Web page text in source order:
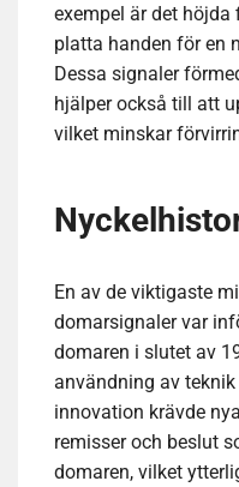
exempel är det höjda
platta handen för en
Dessa signaler
hjälper också till att
vilket minskar
En av de viktigaste
domarsignaler var
domaren i slutet av
användning av
innovation krävde
remisser och beslut
domaren, vilket